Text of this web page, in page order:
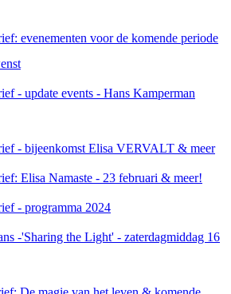
evenementen voor de komende periode
- update events - Hans Kamperman
- bijeenkomst Elisa VERVALT & meer
Elisa Namaste - 23 februari & meer!
- programma 2024
-'Sharing the Light' - zaterdagmiddag 16